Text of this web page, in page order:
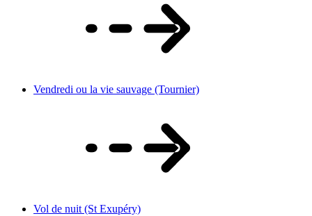
Vendredi ou la vie sauvage (Tournier)
Vol de nuit (St Exupéry)